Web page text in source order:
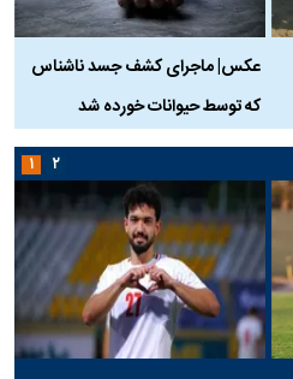
عکس| ماجرای کشف جسد ناشناس
که توسط حیوانات خورده شد
۱ ۲